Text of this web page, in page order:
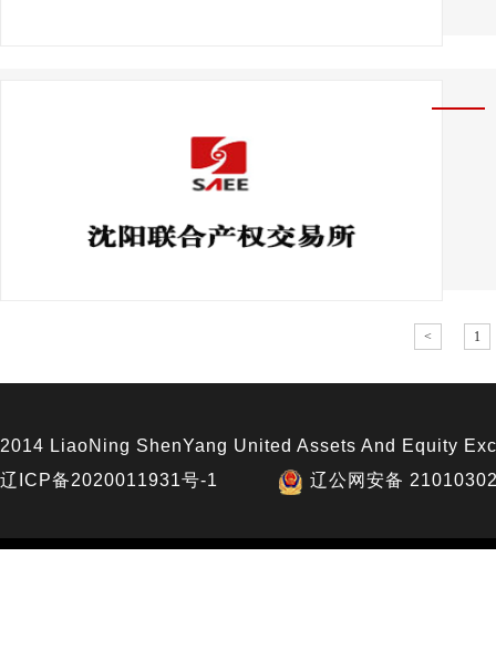
< 1
2014 LiaoNing ShenYang United Assets And Equity
辽ICP备2020011931号-1
辽公网安备